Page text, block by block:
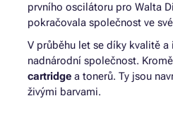
prvního oscilátoru pro Walta
pokračovala společnost ve
V průběhu let se díky kvalitě
nadnárodní společnost.
cartridge a tonerů. Ty jsou
živými barvami.